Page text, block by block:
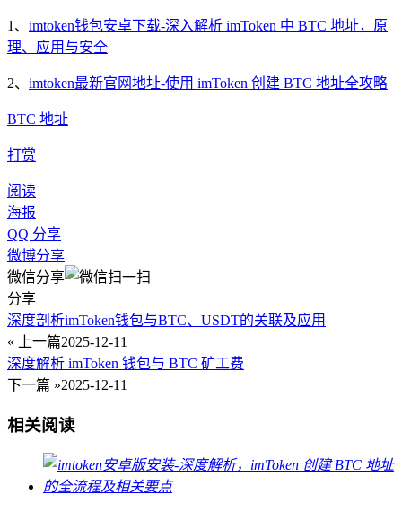
1、 imtoken钱包安卓下载-深入解析 imToken 中 BTC 地址，原
理、应用与安全
2、 imtoken最新官网地址-使用 imToken 创建 BTC 地址全攻略
BTC 地址
打赏
阅读
海报
QQ 分享
微博分享
微信分享
分享
深度剖析imToken钱包与BTC、USDT的关联及应用
« 上一篇2025-12-11
深度解析 imToken 钱包与 BTC 矿工费
下一篇 »2025-12-11
相关阅读